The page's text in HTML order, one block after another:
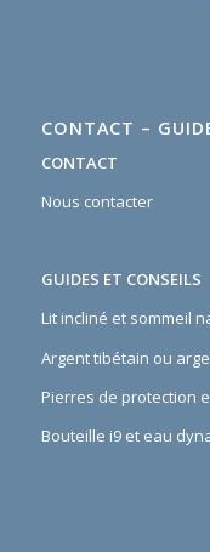
CONTACT –
CONTACT
Nous contacter
GUIDES ET CONSEILS
Lit incliné et sommeil
Argent tibétain ou
Pierres de protection
Bouteille i9 et eau